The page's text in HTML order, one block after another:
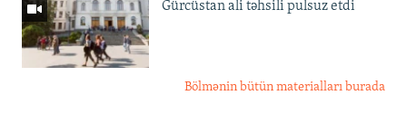
Gürcüstan ali təhsili pulsuz etdi
Bölmənin bütün materialları burada